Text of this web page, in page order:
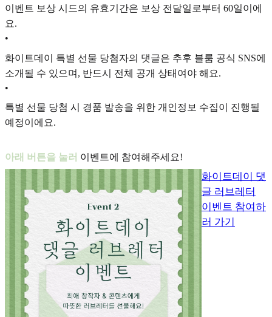
이벤트 보상 시드의 유효기간은 보상 전달일로부터 60일이에
요.
•
화이트데이 특별 선물 당첨자의 댓글은 추후 블룸 공식 SNS에
소개 될 수 있으며, 반드시 전체 공개 상태여야 해요.
•
특별 선물 당첨 시 경품 발송을 위한 개인정보 수집이 진행될
예정이에요.
아래 버튼을 눌러 이벤트에 참여해주세요!
화이트데이 댓
글 러브레터
이벤트 참여하
러 가기